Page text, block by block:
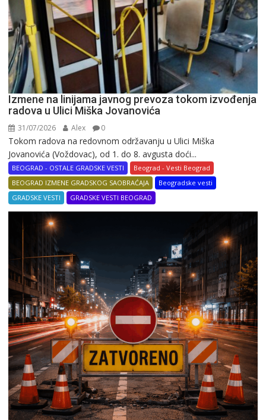
Izmene na linijama javnog prevoza tokom izvođenja
radova u Ulici Miška Jovanovića
31/07/2026 Alex 0
Tokom radova na redovnom održavanju u Ulici Miška
Jovanovića (Voždovac), od 1. do 8. avgusta doći...
BEOGRAD - OSTALE GRADSKE VESTI
Beograd - Vesti Beograd
BEOGRAD IZMENE GRADSKOG SAOBRAĆAJA
Beogradske vesti
GRADSKE VESTI
GRADSKE VESTI BEOGRAD